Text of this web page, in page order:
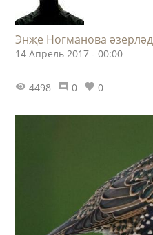
Энҗе Ногманова
14 Апрель 2017 - 00:00
4498 0 0